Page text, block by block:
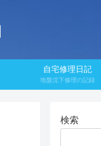
自宅修理日記
地盤沈下修理の記録
検索